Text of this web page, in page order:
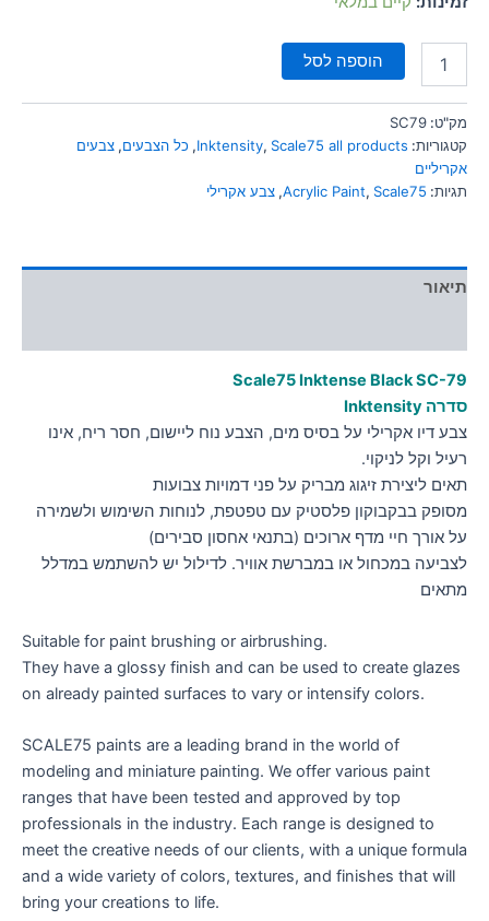
כל
הוספה לסל
מק"ט: SC79
קטגוריות:
Inktensity, Scale75 all products
, כל הצבעים, צבעים
אקריליים
תגיות:
Acrylic Paint, Scale75
, צבע אקרילי
תיאור
Scale75 Inktense BlackSC-79
סדרה Inktensity
צבע דיו אקרילי על בסיס מים, הצבע נוח ליישום, חסר ריח, אינו
רעיל וקל לניקוי.
תאים ליצירת זיגוג מבריק על פני דמויות צבועות
מסופק בבקבוקון פלסטיק עם טפטפת, לנוחות השימוש ולשמירה
על אורך חיי מדף ארוכים (בתנאי אחסון סבירים)
לצביעה במכחול או במברשת אוויר. לדילול יש להשתמש במדלל
מתאים
Suitable for paint brushing or airbrushing.
They have a glossy finish and can be used to create glazes
on already painted surfaces to vary or intensify colors.
SCALE75 paints are a leading brand in the world of
modeling and miniature painting. We offer various paint
ranges that have been tested and approved by top
professionals in the industry. Each range is designed to
meet the creative needs of our clients, with a unique formula
and a wide variety of colors, textures, and finishes that will
bring your creations to life.